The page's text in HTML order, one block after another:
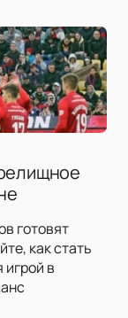
готовят
как стать
в